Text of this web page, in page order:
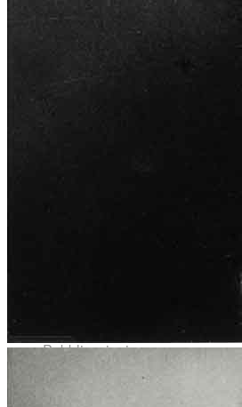
Collezione
Progetti
Pubblicazioni